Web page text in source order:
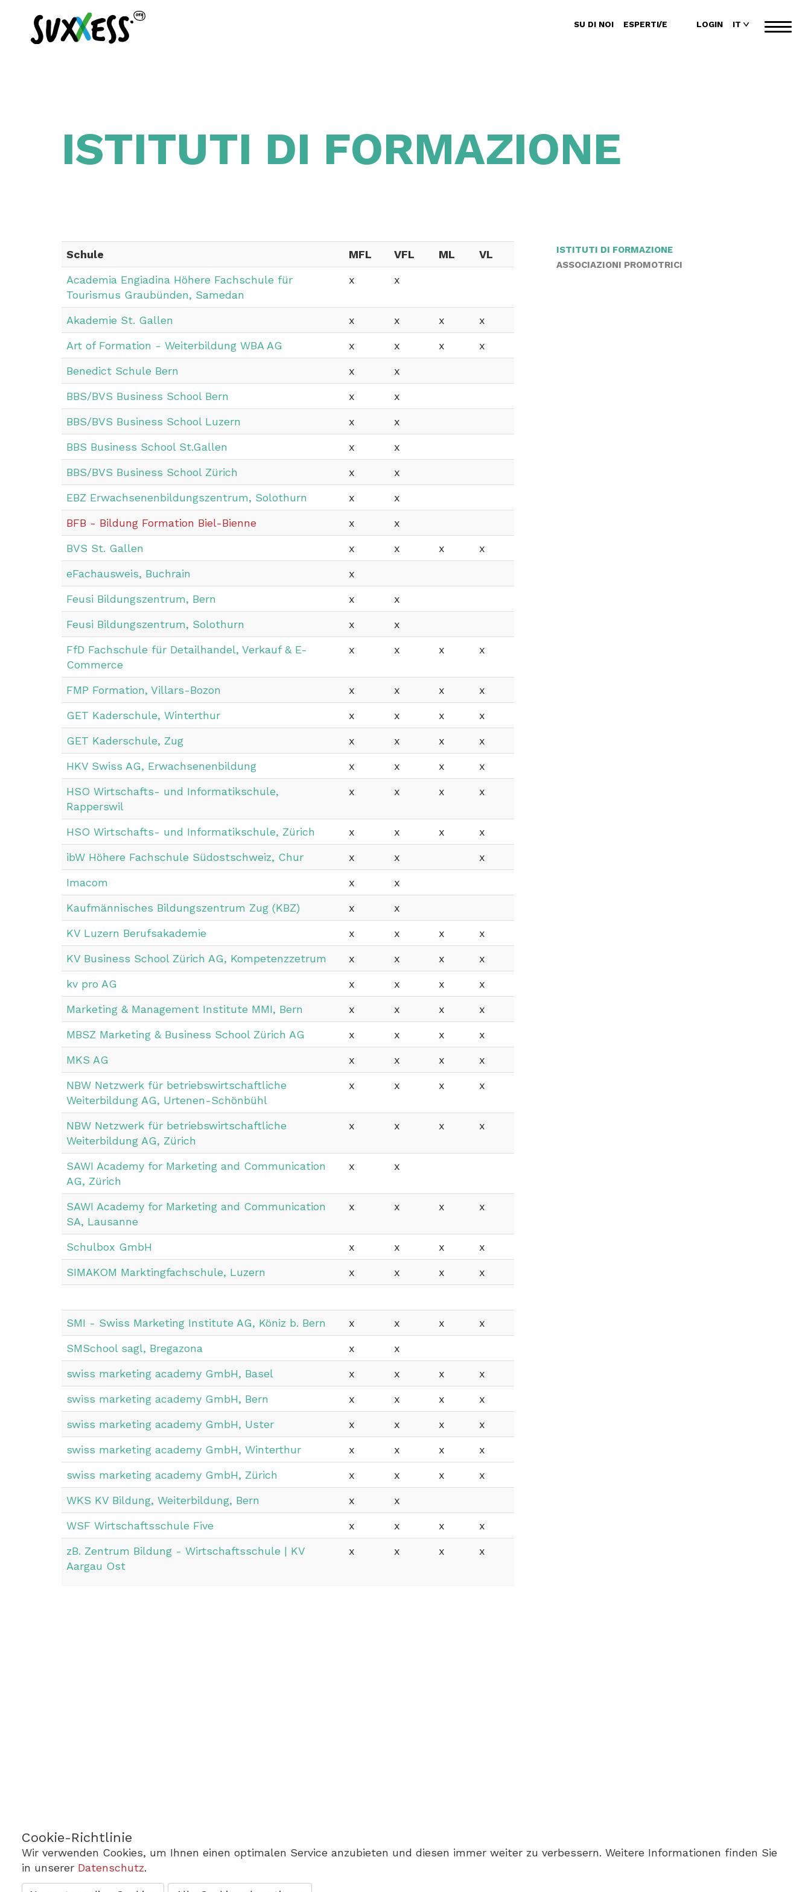
SU DI NOI ESPERTI/E LOGIN IT
Toggle
ISTITUTI DI FORMAZIONE
Schule MFL VFL ML
VL
Academia Engiadina Höhere Fachschule für
Tourismus Graubünden, Samedan
x x
Akademie St. Gallen x x x
x
Art of Formation - Weiterbildung WBA AG
x x x
x
Benedict Schule Bern
x
x
BBS/BVS Business School Bern
x
x
BBS/BVS Business School Luzern
x
x
BBS Business School St.Gallen
x
x
BBS/BVS Business School Zürich
x
x
EBZ Erwachsenenbildungszentrum, Solothurn x
x
BFB - Bildung Formation Biel-Bienne
x
x
BVS St. Gallen
x x x
x
eFachausweis, Buchrain
x
Feusi Bildungszentrum, Bern
x
x
Feusi Bildungszentrum, Solothurn
x
x
FfD Fachschule für Detailhandel, Verkauf & E-
Commerce
x x x x
FMP Formation, Villars-Bozon x x x
x
GET Kaderschule, Winterthur
x x x
x
GET Kaderschule, Zug
x x x
x
HKV Swiss AG, Erwachsenenbildung
x x x
x
HSO Wirtschafts- und Informatikschule,
Rapperswil
x x x x
HSO Wirtschafts- und Informatikschule, Zürich x x x
x
ibW Höhere Fachschule Südostschweiz, Chur
x x
x
Imacom
x
x
Kaufmännisches Bildungszentrum Zug (KBZ)
x
x
KV Luzern Berufsakademie
x x x
x
KV Business School Zürich AG, Kompetenzzetrum
x x x
x
kv pro AG
x x x
x
Marketing & Management Institute MMI, Bern
x x x
x
MBSZ Marketing & Business School Zürich AG
x x x
x
MKS AG
x x x
x
NBW Netzwerk für betriebswirtschaftliche
Weiterbildung AG, Urtenen-Schönbühl
x x x x
NBW Netzwerk für betriebswirtschaftliche
Weiterbildung AG, Zürich
x x x x
SAWI Academy for Marketing and Communication
AG, Zürich
x x
SAWI Academy for Marketing and Communication
SA, Lausanne
x x x x
Schulbox GmbH x x x
x
SIMAKOM Marktingfachschule, Luzern
x x x x
SMI - Swiss Marketing Institute AG, Köniz b. Bern x x x
x
SMSchool sagl, Bregazona
x
x
swiss marketing academy GmbH, Basel
x x x
x
swiss marketing academy GmbH, Bern
x x x
x
swiss marketing academy GmbH, Uster
x x x
x
swiss marketing academy GmbH, Winterthur
x x x
x
swiss marketing academy GmbH, Zürich
x x x
x
WKS KV Bildung, Weiterbildung, Bern
x
x
WSF Wirtschaftsschule Five
x x x
x
zB. Zentrum Bildung - Wirtschaftsschule | KV
Aargau Ost
x x x x
ISTITUTI DI FORMAZIONE
ASSOCIAZIONI PROMOTRICI
Cookie-Richtlinie
Wir verwenden Cookies, um Ihnen einen optimalen Service anzubieten und diesen immer weiter zu verbessern. Weitere Informationen finden Sie
in unserer Datenschutz.